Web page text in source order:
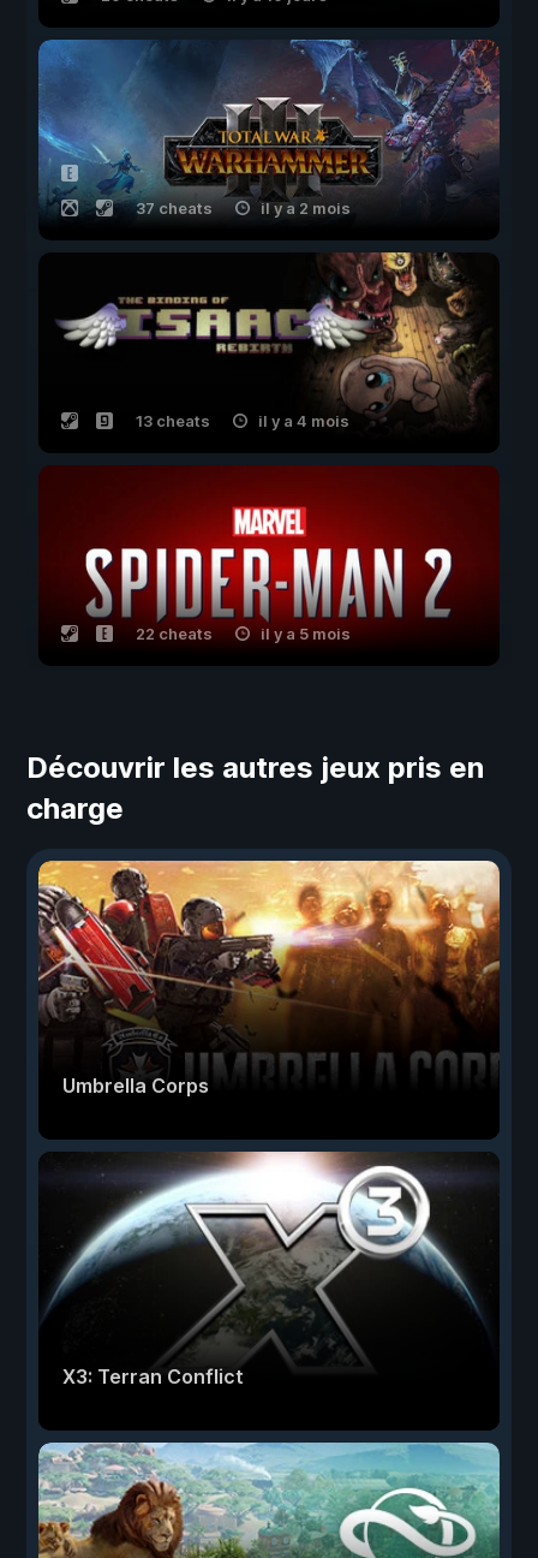
37 cheats il y a 2 mois
13 cheats il y a 4 mois
22 cheats il y a 5 mois
Découvrir les autres jeux pris en
charge
Umbrella Corps
X3: Terran Conflict